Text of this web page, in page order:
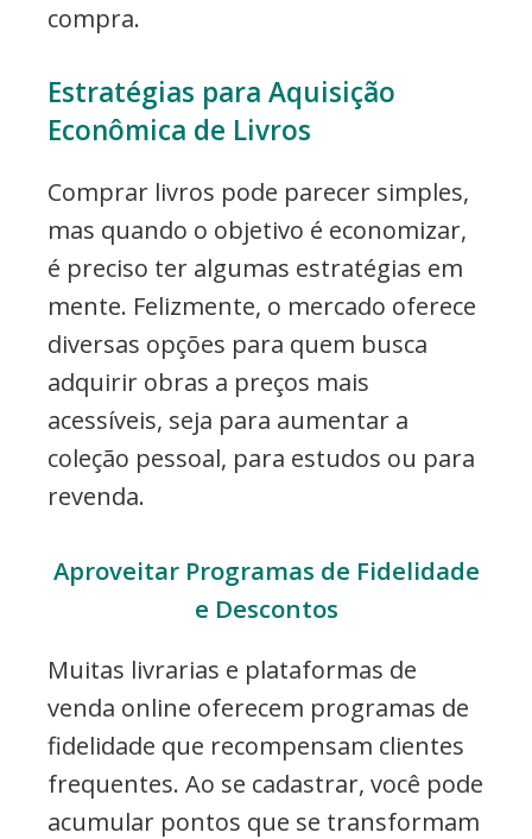
compra.
Estratégias para Aquisição
Econômica de Livros
Comprar livros pode parecer simples,
mas quando o objetivo é economizar,
é preciso ter algumas estratégias em
mente. Felizmente, o mercado oferece
diversas opções para quem busca
adquirir obras a preços mais
acessíveis, seja para aumentar a
coleção pessoal, para estudos ou para
revenda.
Aproveitar Programas de Fidelidade
e Descontos
Muitas livrarias e plataformas de
venda online oferecem programas de
fidelidade que recompensam clientes
frequentes. Ao se cadastrar, você pode
acumular pontos que se transformam